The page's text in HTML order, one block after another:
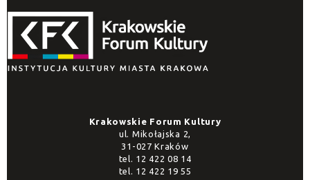
Krakowskie Forum Kultury
ul. Mikołajska 2,
31-027 Kraków
tel. 12 422 08 14
tel. 12 422 19 55